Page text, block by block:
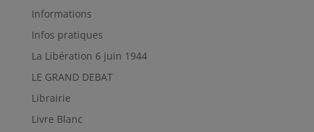
Informations
Infos pratiques
La Libération 6 juin 1944
LE GRAND DEBAT
Librairie
Livre Blanc